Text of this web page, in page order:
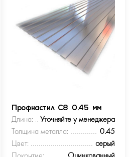
Профнастил С8 0.45 мм
Длина:
Уточняйте у менеджера
Толщина металла:
0.45
Цвет:
серый